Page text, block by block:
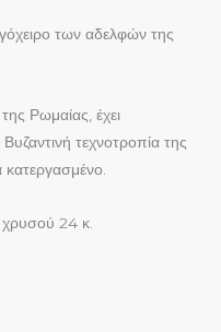
των αδελφών της
Ρωμαίας, έχει
τεχνοτροπία της
κατεργασμένο.
χρυσού 24 κ.